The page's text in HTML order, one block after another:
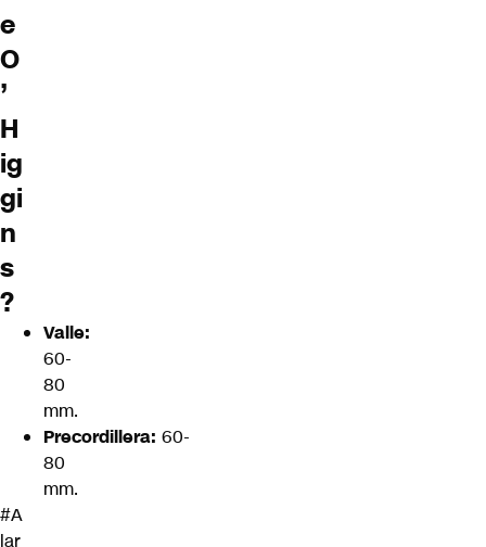
e
O
’
H
ig
gi
n
s
?
Valle:
60-
80
mm.
Precordillera: 60-
80
mm.
#A
lar